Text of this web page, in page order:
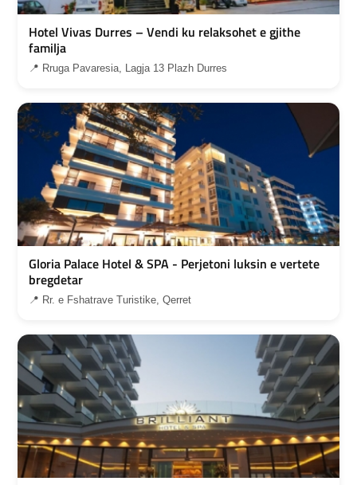
Hotel Vivas Durres – Vendi ku relaksohet e gjithe
familja
📍 Rruga Pavaresia, Lagja 13 Plazh Durres
Gloria Palace Hotel & SPA - Perjetoni luksin e vertete
bregdetar
📍 Rr. e Fshatrave Turistike, Qerret